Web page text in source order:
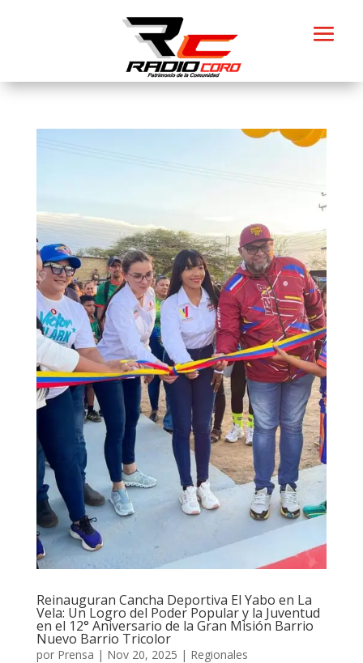
Reinauguran Cancha Deportiva El Yabo en La
Vela: Un Logro del Poder Popular y la Juventud
en el 12° Aniversario de la Gran Misión Barrio
Nuevo Barrio Tricolor
por Prensa | Nov 20, 2025 | Regionales